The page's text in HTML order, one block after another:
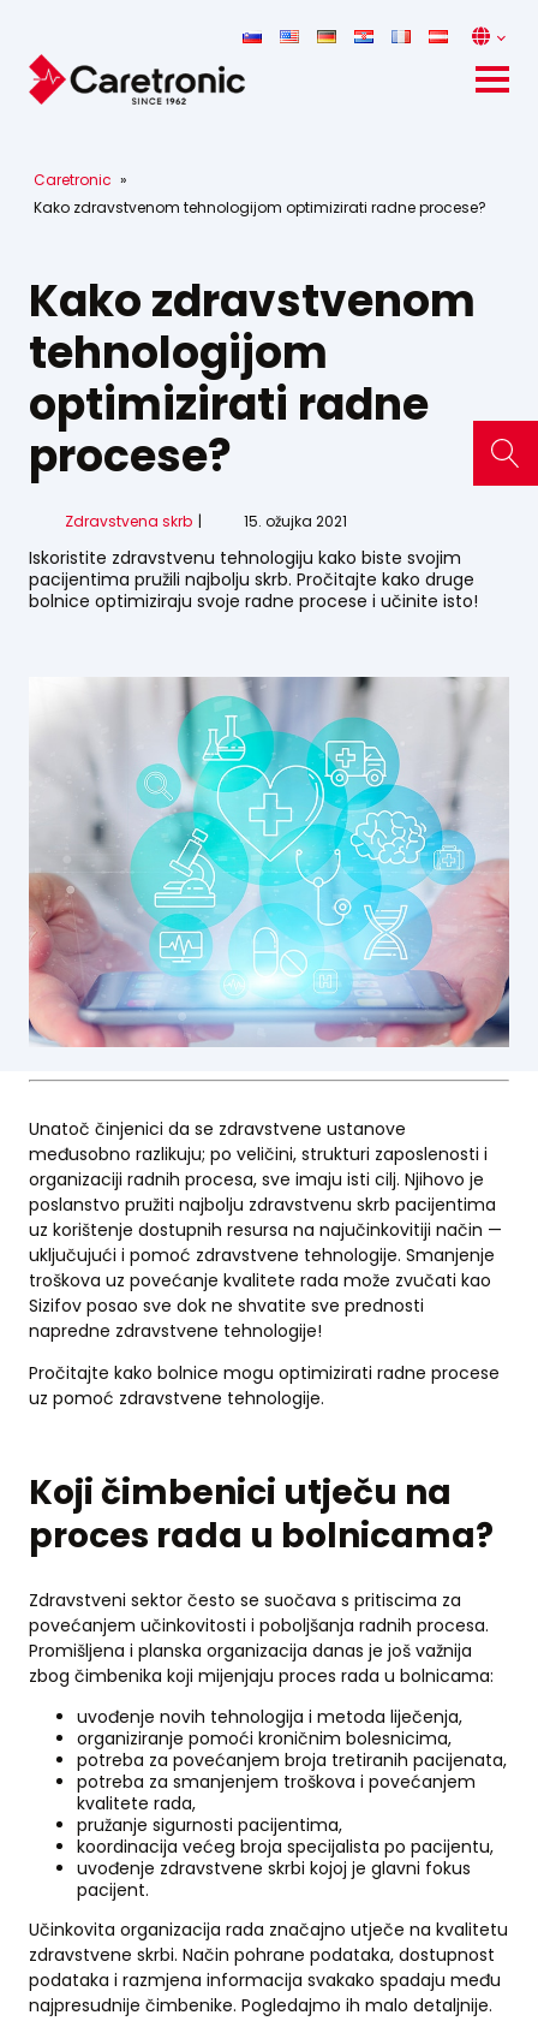
Caretronic »
Kako zdravstvenom tehnologijom optimizirati radne procese?
Kako zdravstvenom
tehnologijom
optimizirati radne
procese?
Zdravstvena skrb 15. ožujka 2021
Iskoristite zdravstvenu tehnologiju kako biste svojim
pacijentima pružili najbolju skrb. Pročitajte kako druge
bolnice optimiziraju svoje radne procese i učinite isto!
Unatoč činjenici da se zdravstvene ustanove
međusobno razlikuju; po veličini, strukturi zaposlenosti i
organizaciji radnih procesa, sve imaju isti cilj. Njihovo je
poslanstvo pružiti najbolju zdravstvenu skrb pacijentima
uz korištenje dostupnih resursa na najučinkovitiji način —
uključujući i pomoć zdravstvene tehnologije. Smanjenje
troškova uz povećanje kvalitete rada može zvučati kao
Sizifov posao sve dok ne shvatite sve prednosti
napredne zdravstvene tehnologije!
Pročitajte kako bolnice mogu optimizirati radne procese
uz pomoć zdravstvene tehnologije.
Koji čimbenici utječu na
proces rada u bolnicama?
Zdravstveni sektor često se suočava s pritiscima za
povećanjem učinkovitosti i poboljšanja radnih procesa.
Promišljena i planska organizacija danas je još važnija
zbog čimbenika koji mijenjaju proces rada u bolnicama:
uvođenje novih tehnologija i metoda liječenja,
organiziranje pomoći kroničnim bolesnicima,
potreba za povećanjem broja tretiranih pacijenata,
potreba za smanjenjem troškova i povećanjem
kvalitete rada,
pružanje sigurnosti pacijentima,
koordinacija većeg broja specijalista po pacijentu,
uvođenje zdravstvene skrbi kojoj je glavni fokus
pacijent.
Učinkovita organizacija rada značajno utječe na kvalitetu
zdravstvene skrbi. Način pohrane podataka, dostupnost
podataka i razmjena informacija svakako spadaju među
najpresudnije čimbenike. Pogledajmo ih malo detaljnije.